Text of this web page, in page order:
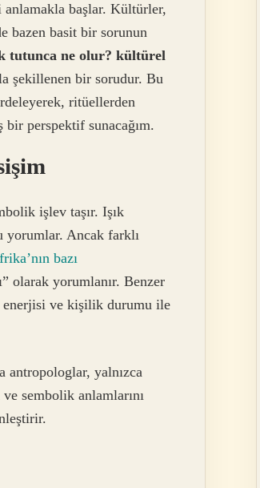
başlar. Kültürler,
bazen basit bir sorunun
tutunca ne olur? kültürel
şekillenen bir sorudur. Bu
ritüellerden
perspektif sunacağım.
işlev taşır. Işık
yorumlar. Ancak farklı
bazı
olarak yorumlanır. Benzer
enerjisi ve kişilik durumu ile
yalnızca
sembolik anlamlarını